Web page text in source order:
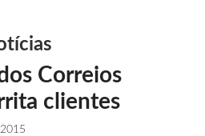
Correios
clientes